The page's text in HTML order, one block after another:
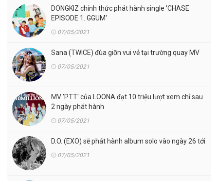
DONGKIZ chính thức phát hành single 'CHASE
EPISODE 1. GGUM'
07/05/2021
Sana (TWICE) đùa giỡn vui vẻ tại trường quay MV
07/05/2021
MV 'PTT' của LOONA đạt 10 triệu lượt xem chỉ sau
2 ngày phát hành
07/05/2021
D.O. (EXO) sẽ phát hành album solo vào ngày 26 tới
07/05/2021